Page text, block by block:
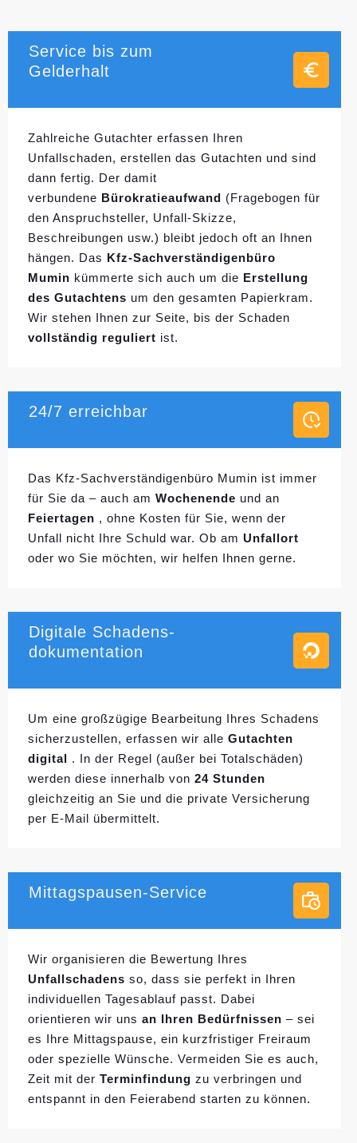
Service bis zum
Gelderhalt
Zahlreiche Gutachter erfassen Ihren
Unfallschaden, erstellen das Gutachten und sind
dann fertig. Der damit
verbundene Bürokratieaufwand (Fragebogen für
den Anspruchsteller, Unfall-Skizze,
Beschreibungen usw.) bleibt jedoch oft an Ihnen
hängen. Das Kfz-Sachverständigenbüro
Mumin kümmerte sich auch um die Erstellung
des Gutachtens um den gesamten Papierkram.
Wir stehen Ihnen zur Seite, bis der Schaden
vollständig reguliert ist.
24/7 erreichbar
Das Kfz-Sachverständigenbüro Mumin ist immer
für Sie da – auch am Wochenende und an
Feiertagen , ohne Kosten für Sie, wenn der
Unfall nicht Ihre Schuld war. Ob am Unfallort
oder wo Sie möchten, wir helfen Ihnen gerne.
Digitale Schadens-
dokumentation
Um eine großzügige Bearbeitung Ihres Schadens
sicherzustellen, erfassen wir alle Gutachten
digital . In der Regel (außer bei Totalschäden)
werden diese innerhalb von 24 Stunden
gleichzeitig an Sie und die private Versicherung
per E-Mail übermittelt.
Mittagspausen-Service
Wir organisieren die Bewertung Ihres
Unfallschadens so, dass sie perfekt in Ihren
individuellen Tagesablauf passt. Dabei
orientieren wir uns an Ihren Bedürfnissen – sei
es Ihre Mittagspause, ein kurzfristiger Freiraum
oder spezielle Wünsche. Vermeiden Sie es auch,
Zeit mit der Terminfindung zu verbringen und
entspannt in den Feierabend starten zu können.